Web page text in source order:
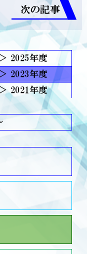
次の記事
2025
2023
2021